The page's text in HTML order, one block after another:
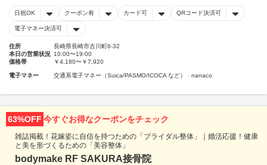
日祝OK クーポン有 カード可 QRコード決済可
電子マネー決済可
住所
長崎県長崎市古川町6-32
本日の営業状況 10:00〜19:00
価格帯
￥4,180〜￥7,920
電子マネー 交通系電子マネー（Suica/PASMO/ICOCA など） nanaco
63%OFF 今すぐお得なクーポンをチェック
雑誌掲載！花嫁姿に自信を持つための「ブライダル整体」｜婚活応援！健康
と美を形づくるための「美容整体」
bodymake RF SAKURA接骨院